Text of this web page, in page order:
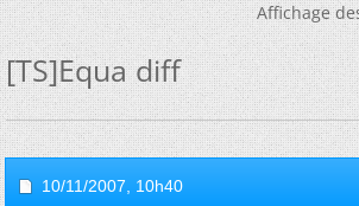
Affichage
[TS]Equa diff
10/11/2007, 10h40